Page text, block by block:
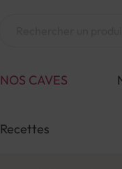
NOS CAVES
Recettes